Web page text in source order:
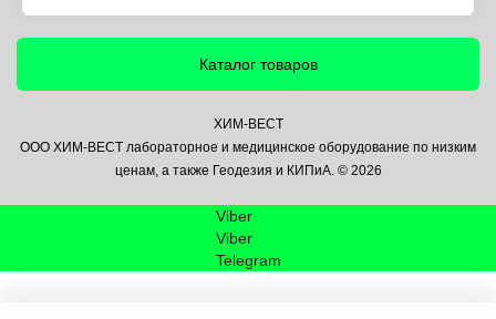
Информация о доставке
Политика безопасности
Контакты
Каталог товаров
ХИМ-ВЕСТ
ООО ХИМ-ВЕСТ лабораторное и медицинское оборудование по низким
ценам, а также Геодезия и КИПиА. © 2026
Viber
Viber
Telegram